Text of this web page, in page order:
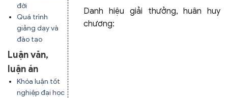
đời
Quá trình
giảng dạy và
đào tạo
Luận văn,
luận án
Khóa luận tốt
nghiệp đại học
Danh hiệu giải thưởng, huân huy
chương: